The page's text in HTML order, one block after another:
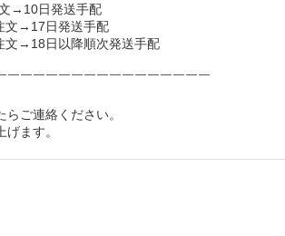
→10日発送手配
文→17日発送手配
文→18日以降順次発送手配
￣￣￣￣￣￣￣￣￣￣￣￣￣￣￣￣
ご連絡ください。
ます。